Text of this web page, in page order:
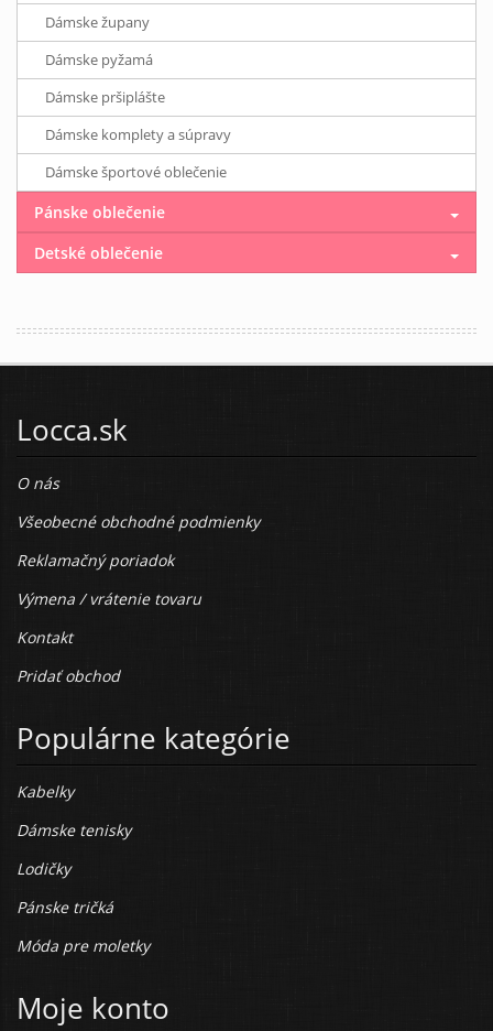
Dámske župany
Dámske pyžamá
Dámske pršiplášte
Dámske komplety a súpravy
Dámske športové oblečenie
Pánske oblečenie
Detské oblečenie
Locca.sk
O nás
Všeobecné obchodné podmienky
Reklamačný poriadok
Výmena / vrátenie tovaru
Kontakt
Pridať obchod
Populárne kategórie
Kabelky
Dámske tenisky
Lodičky
Pánske tričká
Móda pre moletky
Moje konto